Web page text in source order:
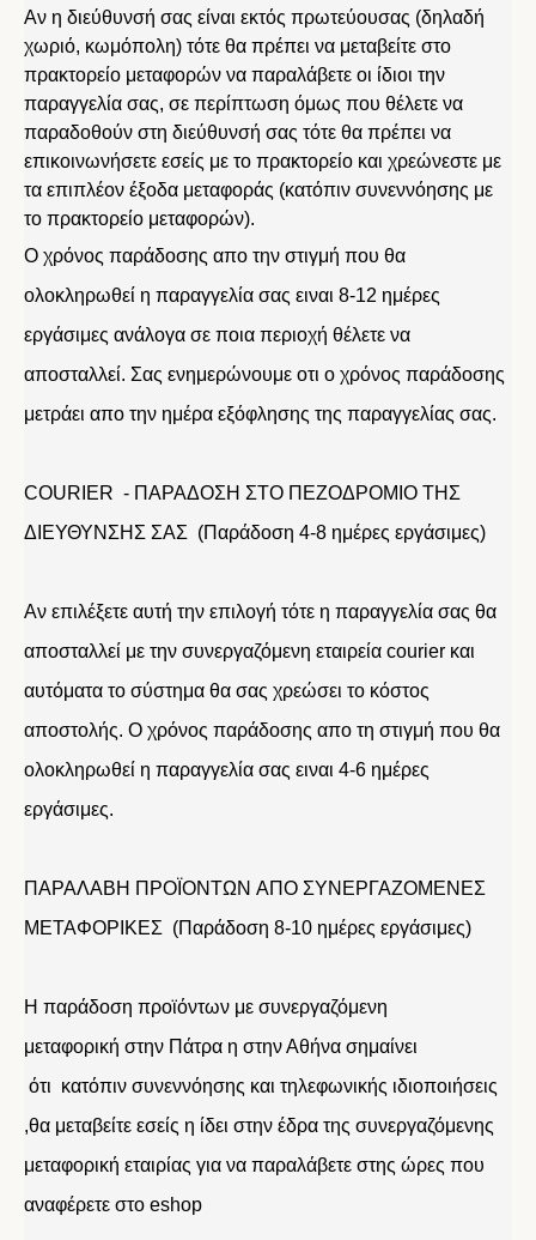
Αν η διεύθυνσή σας είναι εκτός πρωτεύουσας (δηλαδή
χωριό, κωμόπολη) τότε θα πρέπει να μεταβείτε στο
πρακτορείο μεταφορών να παραλάβετε οι ίδιοι την
παραγγελία σας, σε περίπτωση όμως που θέλετε να
παραδοθούν στη διεύθυνσή σας τότε θα πρέπει να
επικοινωνήσετε εσείς με το πρακτορείο και χρεώνεστε με
τα επιπλέον έξοδα μεταφοράς (κατόπιν συνεννόησης με
το πρακτορείο μεταφορών).
Ο χρόνος παράδοσης απο την στιγμή που θα
ολοκληρωθεί η παραγγελία σας ειναι 8-12 ημέρες
εργάσιμες ανάλογα σε ποια περιοχή θέλετε να
αποσταλλεί. Σας ενημερώνουμε οτι ο χρόνος παράδοσης
μετράει απο την ημέρα εξόφλησης της παραγγελίας σας.
COURIER - ΠΑΡΑΔΟΣΗ ΣΤΟ ΠΕΖΟΔΡΟΜΙΟ ΤΗΣ
ΔΙΕΥΘΥΝΣΗΣ ΣΑΣ (Παράδοση 4-8 ημέρες εργάσιμες)
Αν επιλέξετε αυτή την επιλογή τότε η παραγγελία σας θα
αποσταλλεί με την συνεργαζόμενη εταιρεία courier και
αυτόματα το σύστημα θα σας χρεώσει το κόστος
αποστολής. Ο χρόνος παράδοσης απο τη στιγμή που θα
ολοκληρωθεί η παραγγελία σας ειναι 4-6 ημέρες
εργάσιμες.
ΠΑΡΑΛΑΒΗ ΠΡΟΪΟΝΤΩΝ ΑΠΟ ΣΥΝΕΡΓΑΖΟΜΕΝΕΣ
ΜΕΤΑΦΟΡΙΚΕΣ (Παράδοση 8-10 ημέρες εργάσιμες)
Η παράδοση προϊόντων με συνεργαζόμενη
μεταφορική στην Πάτρα η στην Αθήνα σημαίνει
ότι κατόπιν συνεννόησης και τηλεφωνικής ιδιοποιήσεις
,θα μεταβείτε εσείς η ίδει στην έδρα της συνεργαζόμενης
μεταφορική εταιρίας για να παραλάβετε στης ώρες που
αναφέρετε στο eshop